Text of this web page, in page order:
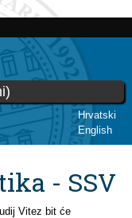
Hrvatski
English
- SSV
Vitez bit će